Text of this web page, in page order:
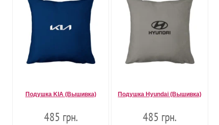
Подушка KIA (Вышивка)
485 грн.
Подушка Hyundai (Вышивка)
485 грн.